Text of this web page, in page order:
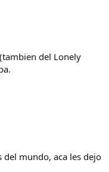
del Lonely
del mundo, aca les dejo